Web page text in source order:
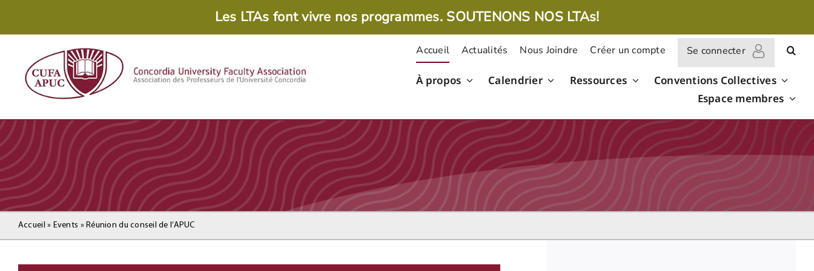
Les LTAs font vivre nos programmes. SOUTENONS NOS LTAs!
Accueil Actualités Nous Joindre Créer un compte Se connecter
À propos Calendrier Ressources
Conventions Collectives
Espace membres
Accueil » Events »Réunion du conseil de l’APUC